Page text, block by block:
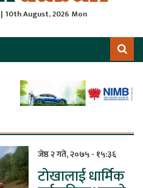
| 10th August, 2026 Mon
जेष्ठ २ गते, २०७५ - १५:३६
टोखालाई धार्मिक